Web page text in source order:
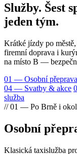
Služby. Šest
jeden tým.
Krátké jízdy po
firemní doprava i
na místo B —
01 — Osobní přeprava
04 — Svatby & akce
služba
// 01 — Po Brně i
Osobní
Klasická taxislužba